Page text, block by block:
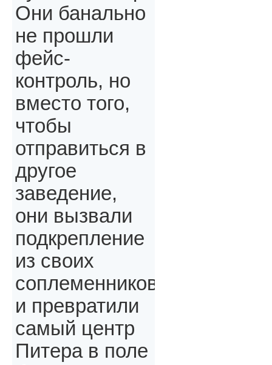
Они банально
не прошли
фейс-
контроль, но
вместо того,
чтобы
отправиться в
другое
заведение,
они вызвали
подкрепление
из своих
соплеменников
и превратили
самый центр
Питера в поле